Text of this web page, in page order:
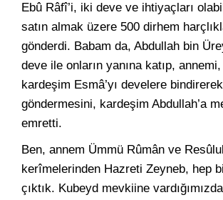
Ebû Râfî’i, iki deve ve ihtiyaçları
satın almak üzere 500 dirhem
gönderdi. Babam da, Abdullah bin
deve ile onların yanına katıp,
kardeşim Esmâ’yı develere bindirerek
göndermesini, kardeşim Abdullah’a
emretti.
Ben, annem Ümmü Rûmân ve
kerîmelerinden Hazreti Zeyneb, hep
çıktık. Kubeyd mevkiine